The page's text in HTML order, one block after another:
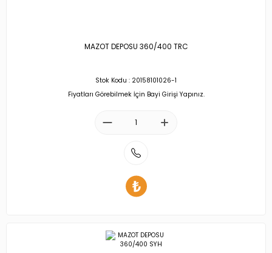
MAZOT DEPOSU 360/400 TRC
Stok Kodu : 20158101026-1
Fiyatları Görebilmek İçin Bayi Girişi Yapınız.